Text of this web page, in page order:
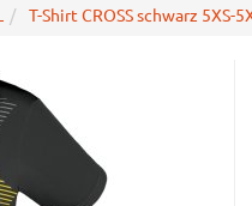
T-Shirt CROSS schwarz 5XS-